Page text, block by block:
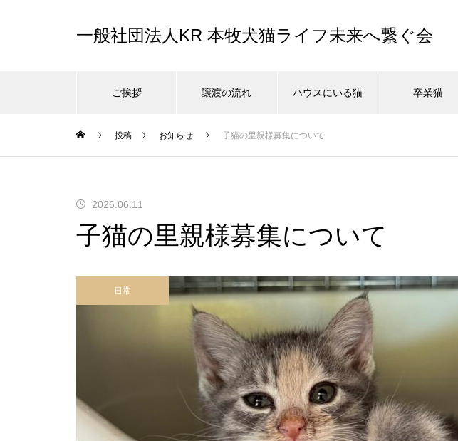
一般社団法人KR 本牧犬猫ライフ未来へ繋ぐ会
ご挨拶 譲渡の流れ ハウスにいる猫 卒業猫
投稿 お知らせ 子猫の里親様募集について
2026.06.11
子猫の里親様募集について
日常